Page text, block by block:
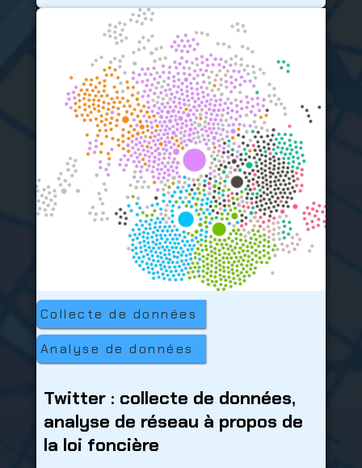
Collecte de données
Analyse de données
Twitter : collecte de données,
analyse de réseau à propos de
la loi foncière